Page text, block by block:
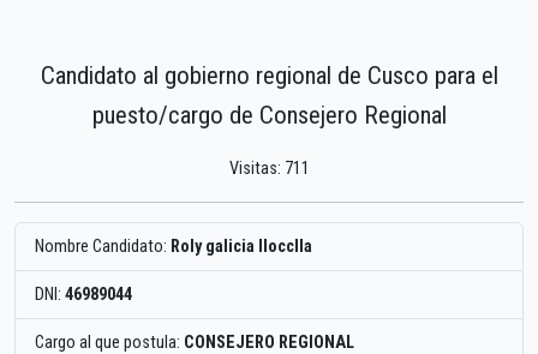
Candidato al gobierno regional de Cusco para el
puesto/cargo de Consejero Regional
Visitas: 711
Nombre Candidato: Roly galicia llocclla
DNI: 46989044
Cargo al que postula: CONSEJERO REGIONAL